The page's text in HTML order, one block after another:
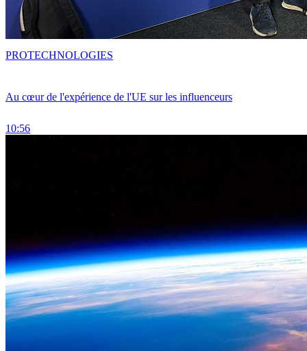
Au cœur de l'expérience de l'UE sur les influenceurs
10:56
PROTECHNOLOGIES